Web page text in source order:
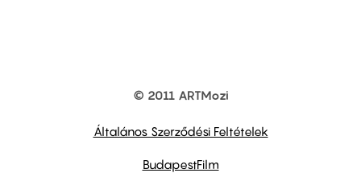
© 2011 ARTMozi
Általános Szerződési Feltételek
BudapestFilm